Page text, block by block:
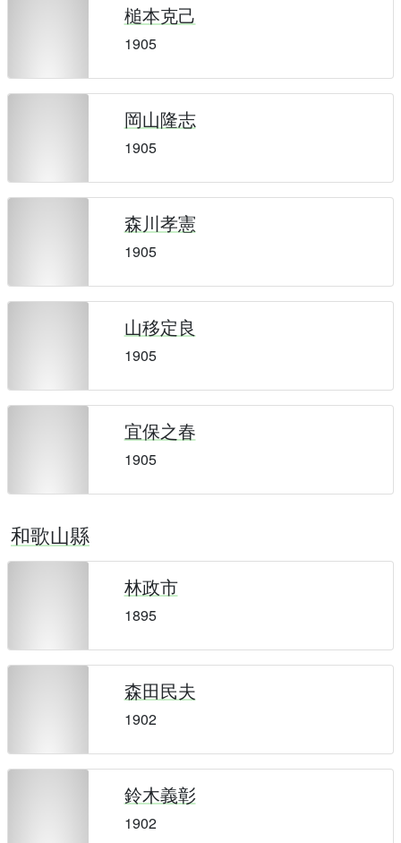
槌本克己
1905
岡山隆志
1905
森川孝憲
1905
山移定良
1905
宜保之春
1905
和歌山縣
林政市
1895
森田民夫
1902
鈴木義彰
1902